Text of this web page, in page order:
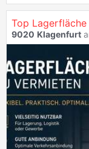
Top Lagerfläche
9020 Klagenfurt